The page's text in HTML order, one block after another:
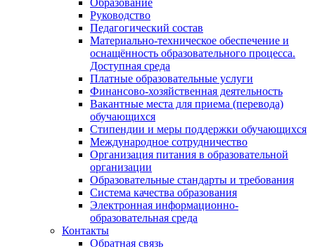
Руководство
Педагогический состав
Материально-техническое обеспечение и
оснащённость образовательного процесса.
Доступная среда
Платные образовательные услуги
Финансово-хозяйственная деятельность
Вакантные места для приема (перевода)
обучающихся
Стипендии и меры поддержки обучающихся
Международное сотрудничество
Организация питания в образовательной
организации
Образовательные стандарты и требования
Система качества образования
Электронная информационно-
образовательная среда
Контакты
Обратная связь